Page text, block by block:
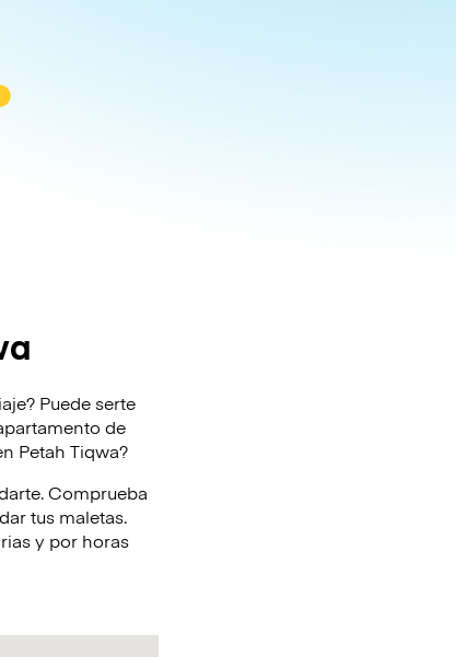
Puede serte
de
Petah Tiqwa?
Comprueba
tus maletas.
y por horas